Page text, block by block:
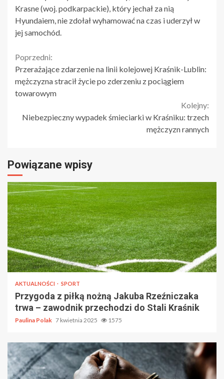
Krasne (woj. podkarpackie), który jechał za nią
Hyundaiem, nie zdołał wyhamować na czas i uderzył w
jej samochód.
Continue
Reading
Poprzedni:
Przerażające zdarzenie na linii kolejowej Kraśnik-Lublin:
mężczyzna stracił życie po zderzeniu z pociągiem
towarowym
Kolejny:
Niebezpieczny wypadek śmieciarki w Kraśniku: trzech
mężczyzn rannych
Powiązane wpisy
AKTUALNOŚCI SPORT
Przygoda z piłką nożną Jakuba Rzeźniczaka
trwa – zawodnik przechodzi do Stali Kraśnik
Paulina Polak 7 kwietnia 2025 1575